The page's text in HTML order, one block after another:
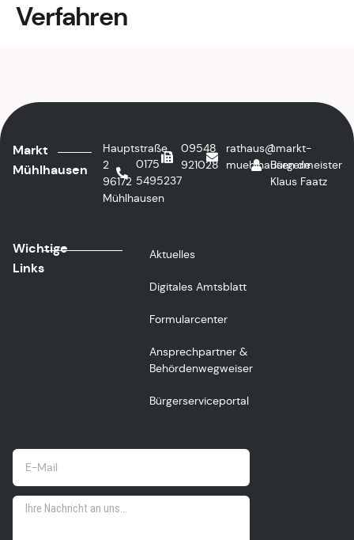
Verfahren
Markt
Mühlhausen
Hauptstraße
2
96172
Mühlhausen
0175
5495237
09548
921028
rathaus@markt-
muehlhausen.de
1.
Bürgermeister
Klaus Faatz
Wichtige
Links
Aktuelles
Digitales Amtsblatt
Formularcenter
Ansprechpartner &
Behördenwegweiser
Bürgerserviceportal